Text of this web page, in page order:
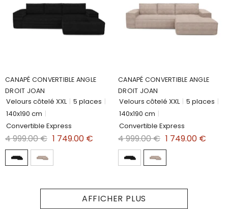
CANAPÉ CONVERTIBLE ANGLE
DROIT JOAN
Velours côtelé XXL | 5 places |
140x190 cm |
Convertible Express
4 999.00 € 1 749.00 €
CANAPÉ CONVERTIBLE ANGLE
DROIT JOAN
Velours côtelé XXL | 5 places |
140x190 cm |
Convertible Express
4 999.00 € 1 749.00 €
AFFICHER PLUS